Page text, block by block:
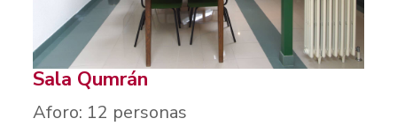
Sala Qumrán
Aforo: 12 personas